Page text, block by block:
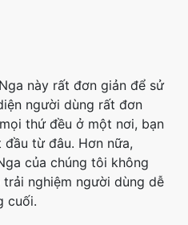
này rất đơn giản để sử
người dùng rất đơn
thứ đều ở một nơi, bạn
từ đâu. Hơn nữa,
của chúng tôi không
nghiệm người dùng dễ
cuối.